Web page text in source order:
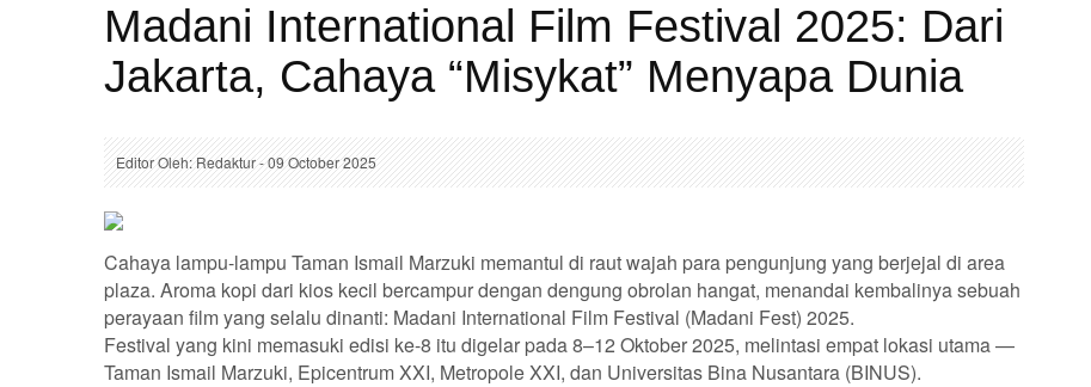
Madani International Film Festival 2025: Dari
Jakarta, Cahaya “Misykat” Menyapa Dunia
Editor Oleh: Redaktur - 09 October 2025
Cahaya lampu-lampu Taman Ismail Marzuki memantul di raut wajah para pengunjung yang berjejal di area
plaza. Aroma kopi dari kios kecil bercampur dengan dengung obrolan hangat, menandai kembalinya sebuah
perayaan film yang selalu dinanti: Madani International Film Festival (Madani Fest) 2025.
Festival yang kini memasuki edisi ke-8 itu digelar pada 8–12 Oktober 2025, melintasi empat lokasi utama —
Taman Ismail Marzuki, Epicentrum XXI, Metropole XXI, dan Universitas Bina Nusantara (BINUS).